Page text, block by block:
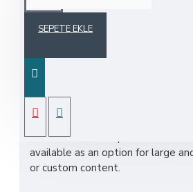
SEPETE EKLE
displayed as tabs, accordion or all-
grid format or one under the
Each tab can also be set up as a
other pages or open popup
"Show More" collapsible block
available as an option for large
or custom content.